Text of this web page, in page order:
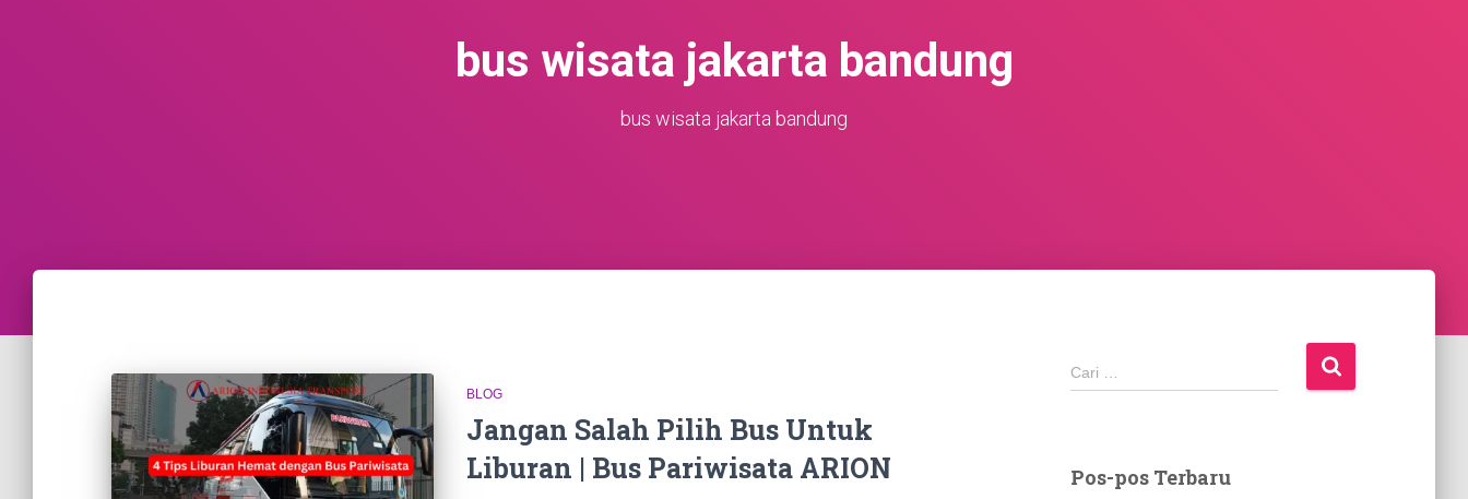
bus wisata jakarta bandung
bus wisata jakarta bandung
BLOG
Jangan Salah Pilih Bus Untuk
Liburan | Bus Pariwisata ARION
C
a
n
Cari …
Pos-pos Terbaru